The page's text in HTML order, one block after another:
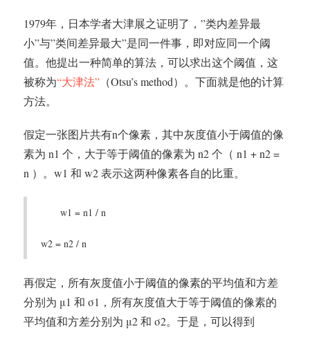
1979年，日本学者大津展之证明了，”类内差异最
小”与”类间差异最大”是同一件事，即对应同一个阈
值。他提出一种简单的算法，可以求出这个阈值，这
被称为“大津法” （Otsu’s method）。下面就是他的计算
方法。
假定一张图片共有n个像素，其中灰度值小于阈值的像
素为 n1 个，大于等于阈值的像素为 n2 个（ n1 + n2 =
n ）。w1 和 w2 表示这两种像素各自的比重。
w1 = n1 / n
w2 = n2 / n
再假定，所有灰度值小于阈值的像素的平均值和方差
分别为 μ1 和 σ1，所有灰度值大于等于阈值的像素的
平均值和方差分别为 μ2 和 σ2。于是，可以得到